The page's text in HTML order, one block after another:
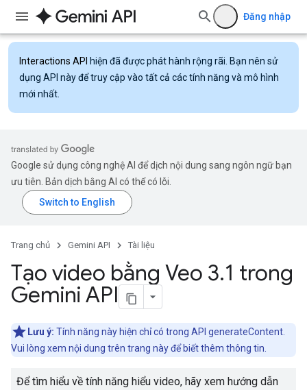
Đăng nhập
Interactions API hiện đã được phát hành rộng rãi. Bạn nên sử
dụng API này để truy cập vào tất cả các tính năng và mô hình
mới nhất.
Google sử dụng công nghệ AI để dịch nội dung sang ngôn ngữ bạn
ưu tiên. Bản dịch bằng AI có thể có lỗi.
Trang chủ Gemini API Tài liệu
Tạo video bằng Veo 3.1 trong
Gemini API
Lưu ý: Tính năng này hiện chỉ có trong API generateContent.
Vui lòng xem nội dung trên trang này để biết thêm thông tin.
Để tìm hiểu về tính năng hiểu video, hãy xem hướng dẫn